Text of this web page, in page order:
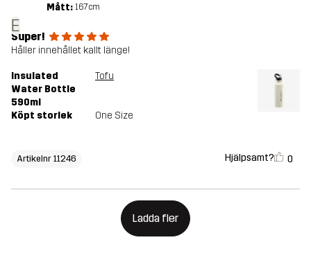
E
Mått: 167cm
Super!
Håller innehållet kallt länge!
Insulated
Water Bottle
590ml
Tofu
Köpt storlek One Size
Artikelnr 11246 Hjälpsamt? 0
Ladda fler